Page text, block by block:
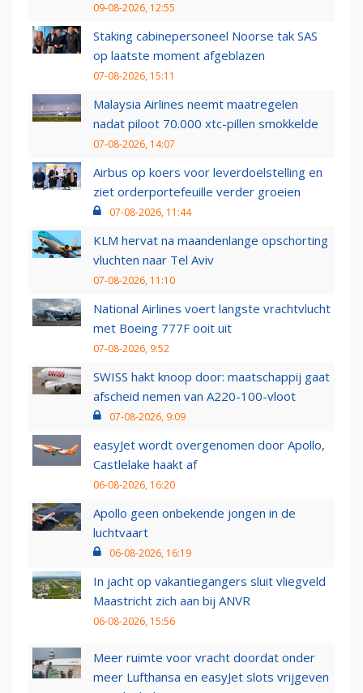
09-08-2026, 12:55
Staking cabinepersoneel Noorse tak SAS
op laatste moment afgeblazen
07-08-2026, 15:11
Malaysia Airlines neemt maatregelen
nadat piloot 70.000 xtc-pillen smokkelde
07-08-2026, 14:07
Airbus op koers voor leverdoelstelling en
ziet orderportefeuille verder groeien
07-08-2026, 11:44
KLM hervat na maandenlange opschorting
vluchten naar Tel Aviv
07-08-2026, 11:10
National Airlines voert langste vrachtvlucht
met Boeing 777F ooit uit
07-08-2026, 9:52
SWISS hakt knoop door: maatschappij gaat
afscheid nemen van A220-100-vloot
07-08-2026, 9:09
easyJet wordt overgenomen door Apollo,
Castlelake haakt af
06-08-2026, 16:20
Apollo geen onbekende jongen in de
luchtvaart
06-08-2026, 16:19
In jacht op vakantiegangers sluit vliegveld
Maastricht zich aan bij ANVR
06-08-2026, 15:56
Meer ruimte voor vracht doordat onder
meer Lufthansa en easyJet slots vrijgeven